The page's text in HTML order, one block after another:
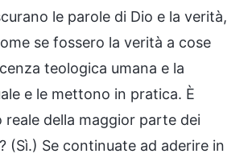
le parole di Dio e la verità,
se fossero la verità a cose
teologica umana e la
e le mettono in pratica. È
della maggior parte dei
(Sì.) Se continuate ad aderire in